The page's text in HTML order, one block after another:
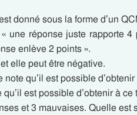
donné sous la forme d’un
une réponse juste rapporte
enlève 2 points ».
elle peut être négative.
qu’il est possible d’obtenir
est possible d’obtenir à ce
et 3 mauvaises. Quelle est